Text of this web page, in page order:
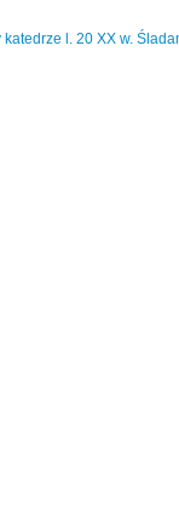
l. 20 XX w.